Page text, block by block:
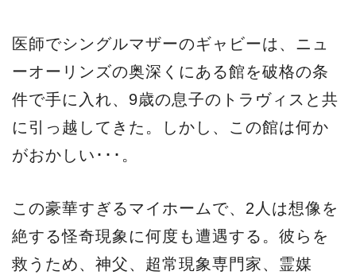
医師でシングルマザーのギャビーは、ニュ
ーオーリンズの奥深くにある館を破格の条
件で手に入れ、9歳の息子のトラヴィスと共
に引っ越してきた。しかし、この館は何か
がおかしい･･･。
この豪華すぎるマイホームで、2人は想像を
絶する怪奇現象に何度も遭遇する。彼らを
救うため、神父、超常現象専門家、霊媒